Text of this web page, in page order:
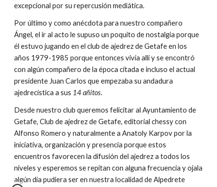
excepcional por su repercusión mediática.
Por último y como anécdota para nuestro compañero
Ángel, el ir al acto le supuso un poquito de nostalgia porque
él estuvo jugando en el club de ajedrez de Getafe en los
años 1979-1985 porque entonces vivía allí y se encontró
con algún compañero de la época citada e incluso el actual
presidente Juan Carlos que empezaba su andadura
ajedrecística a sus 14 añitos.
Desde nuestro club queremos felicitar al Ayuntamiento de
Getafe, Club de ajedrez de Getafe, editorial chessy con
Alfonso Romero y naturalmente a Anatoly Karpov por la
iniciativa, organización y presencia porque estos
encuentros favorecen la difusión del ajedrez a todos los
niveles y esperemos se repitan con alguna frecuencia y ojala
algún día pudiera ser en nuestra localidad de Alpedrete